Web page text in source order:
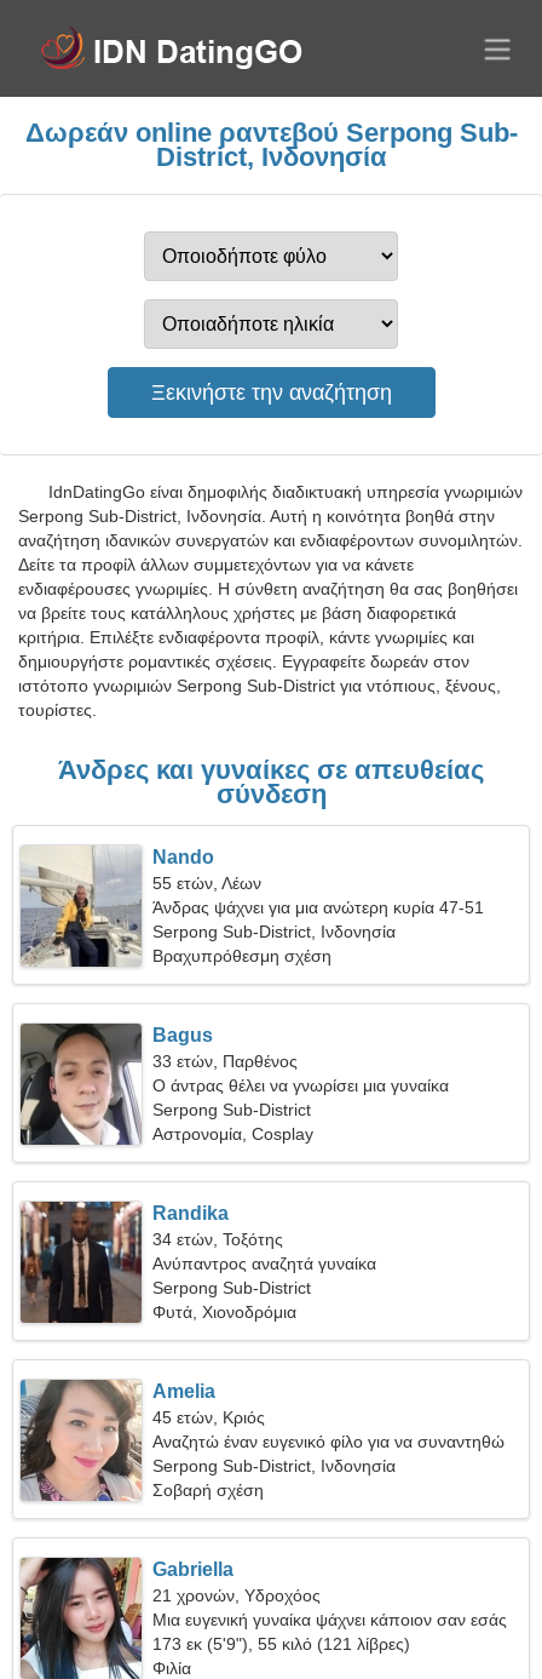
Δωρεάν online ραντεβού Serpong Sub-
District, Ινδονησία
IdnDatingGo είναι δημοφιλής διαδικτυακή υπηρεσία γνωριμιών
Serpong Sub-District, Ινδονησία. Αυτή η κοινότητα βοηθά στην
αναζήτηση ιδανικών συνεργατών και ενδιαφέροντων συνομιλητών.
Δείτε τα προφίλ άλλων συμμετεχόντων για να κάνετε
ενδιαφέρουσες γνωριμίες. Η σύνθετη αναζήτηση θα σας βοηθήσει
να βρείτε τους κατάλληλους χρήστες με βάση διαφορετικά
κριτήρια. Επιλέξτε ενδιαφέροντα προφίλ, κάντε γνωριμίες και
δημιουργήστε ρομαντικές σχέσεις. Εγγραφείτε δωρεάν στον
ιστότοπο γνωριμιών Serpong Sub-District για ντόπιους, ξένους,
τουρίστες.
Άνδρες και γυναίκες σε απευθείας
σύνδεση
Nando
55 ετών, Λέων
Άνδρας ψάχνει για μια ανώτερη κυρία 47-51
Serpong Sub-District, Ινδονησία
Βραχυπρόθεσμη σχέση
Bagus
33 ετών, Παρθένος
Ο άντρας θέλει να γνωρίσει μια γυναίκα
Serpong Sub-District
Αστρονομία, Cosplay
Randika
34 ετών, Τοξότης
Ανύπαντρος αναζητά γυναίκα
Serpong Sub-District
Φυτά, Χιονοδρόμια
Amelia
45 ετών, Κριός
Αναζητώ έναν ευγενικό φίλο για να συναντηθώ
Serpong Sub-District, Ινδονησία
Σοβαρή σχέση
Gabriella
21 χρονών, Υδροχόος
Μια ευγενική γυναίκα ψάχνει κάποιον σαν εσάς
173 εκ (5'9"), 55 κιλό (121 λίβρες)
Φιλία